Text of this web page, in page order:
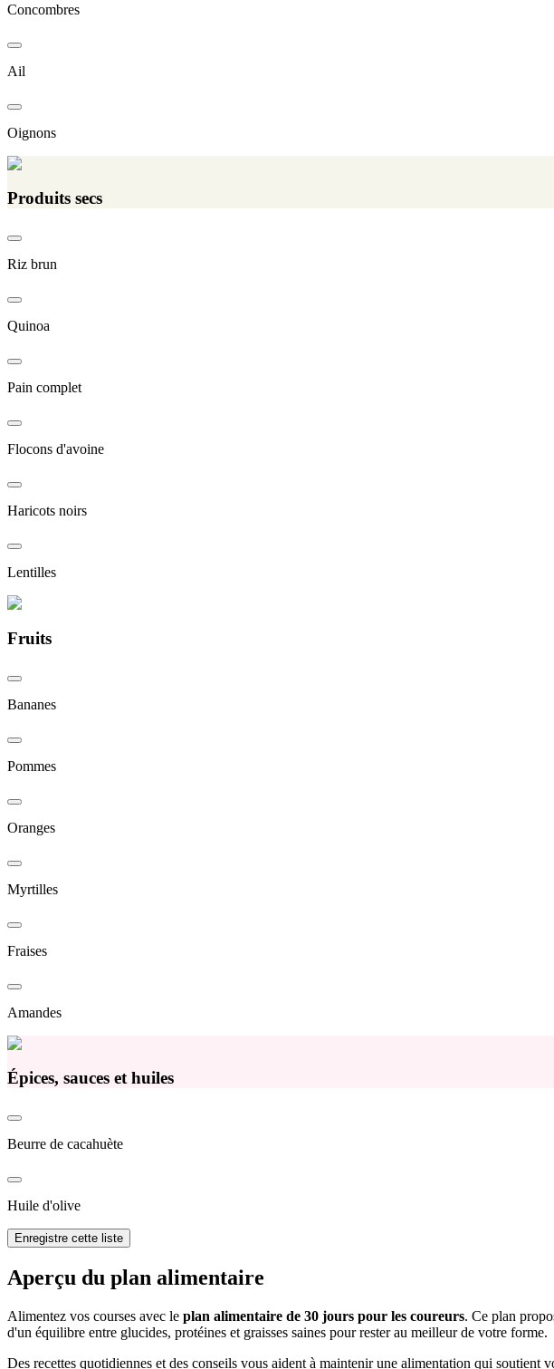
Concombres
Ail
Oignons
Produits secs
Riz brun
Quinoa
Pain complet
Flocons d'avoine
Haricots noirs
Lentilles
Fruits
Bananes
Pommes
Oranges
Myrtilles
Fraises
Amandes
Épices, sauces et huiles
Beurre de cacahuète
Huile d'olive
Enregistre cette liste
Aperçu du plan alimentaire
Alimentez vos courses avec le plan alimentaire de 30 jours pour les coureurs. Ce plan
d'un équilibre entre glucides, protéines et graisses saines pour rester au meilleur de votre forme.
Des recettes quotidiennes et des conseils vous aident à maintenir une alimentation qui